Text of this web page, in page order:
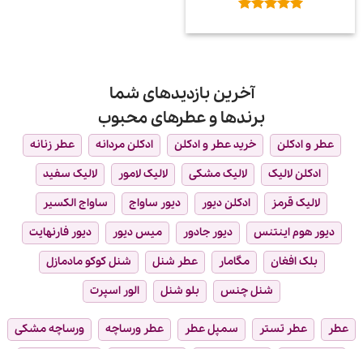
5
آخرین بازدیدهای شما
برندها و عطرهای محبوب
عطر و ادکلن خرید عطر و ادکلن ادکلن مردانه
عطر زنانه
ادکلن لالیک
لالیک مشکی لالیک لامور
لالیک سفید
لالیک قرمز
ادکلن دیور دیور ساواج
ساواج الکسیر
دیور هوم اینتنس
دیور جادور میس دیور
دیور فارنهایت
بلک افغان
مگامار عطر شنل
شنل کوکو مادمازل
شنل چنس
بلو شنل الور اسپرت
عطر عطر تستر سمپل عطر عطر ورساچه
ورساچه مشکی